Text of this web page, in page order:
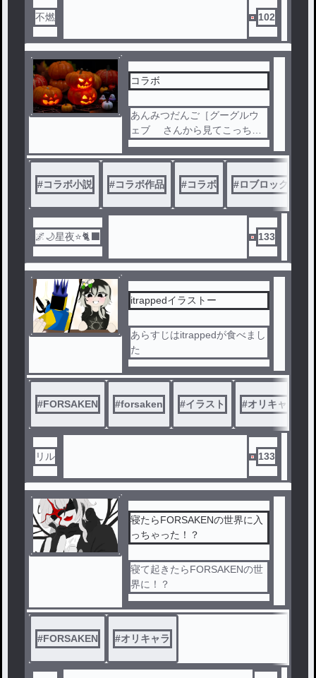
不燃 102
コラボ
あんみつだんご［グーグルウ
ェブ さんから見てこっちの
方を見てください
#コラボ小説 #コラボ作品 #コラボ #ロブロックス見
🌌🌙星夜⭐🐈‍⬛ 133
itrappedイラストー
あらすじはitrappedが食べまし
た
#FORSAKEN #forsaken #イラスト #オリキャラ
リル 133
寝たらFORSAKENの世界に入
っちゃった！？
寝て起きたらFORSAKENの世
界に！？
#FORSAKEN #オリキャラ